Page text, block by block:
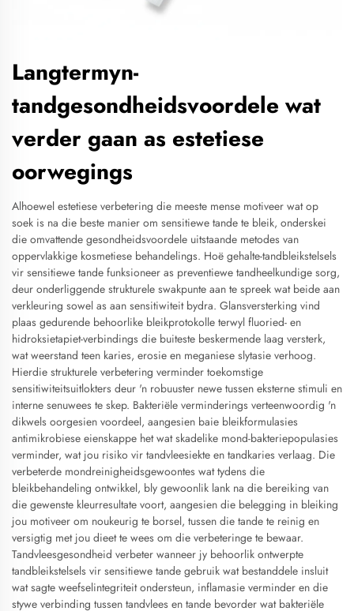
Langtermyn-
tandgesondheidsvoordele wat
verder gaan as estetiese
oorwegings
Alhoewel estetiese verbetering die meeste mense motiveer wat op
soek is na die beste manier om sensitiewe tande te bleik, onderskei
die omvattende gesondheidsvoordele uitstaande metodes van
oppervlakkige kosmetiese behandelings. Hoë gehalte-tandbleikstelsels
vir sensitiewe tande funksioneer as preventiewe tandheelkundige sorg,
deur onderliggende strukturele swakpunte aan te spreek wat beide aan
verkleuring sowel as aan sensitiwiteit bydra. Glansversterking vind
plaas gedurende behoorlike bleikprotokolle terwyl fluoried- en
hidroksietapiet-verbindings die buiteste beskermende laag versterk,
wat weerstand teen karies, erosie en meganiese slytasie verhoog.
Hierdie strukturele verbetering verminder toekomstige
sensitiwiteitsuitlokters deur 'n robuuster newe tussen eksterne stimuli en
interne senuwees te skep. Bakteriële verminderings verteenwoordig 'n
dikwels oorgesien voordeel, aangesien baie bleikformulasies
antimikrobiese eienskappe het wat skadelike mond-bakteriepopulasies
verminder, wat jou risiko vir tandvleesiekte en tandkaries verlaag. Die
verbeterde mondreinigheidsgewoontes wat tydens die
bleikbehandeling ontwikkel, bly gewoonlik lank na die bereiking van
die gewenste kleurresultate voort, aangesien die belegging in bleiking
jou motiveer om noukeurig te borsel, tussen die tande te reinig en
versigtig met jou dieet te wees om die verbeteringe te bewaar.
Tandvleesgesondheid verbeter wanneer jy behoorlik ontwerpte
tandbleikstelsels vir sensitiewe tande gebruik wat bestanddele insluit
wat sagte weefselintegriteit ondersteun, inflamasie verminder en die
stywe verbinding tussen tandvlees en tande bevorder wat bakteriële